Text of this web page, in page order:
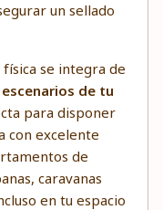
un sellado
se integra de
de tu
para disponer
con excelente
de
caravanas
en tu espacio